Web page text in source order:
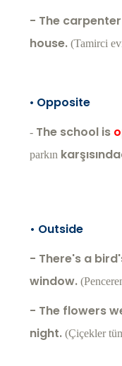
- The
house. (Tamirci
• Opposite
- The school is
parkın
• Outside
- There's a
window.
- The flowers
night. (Çiçekler